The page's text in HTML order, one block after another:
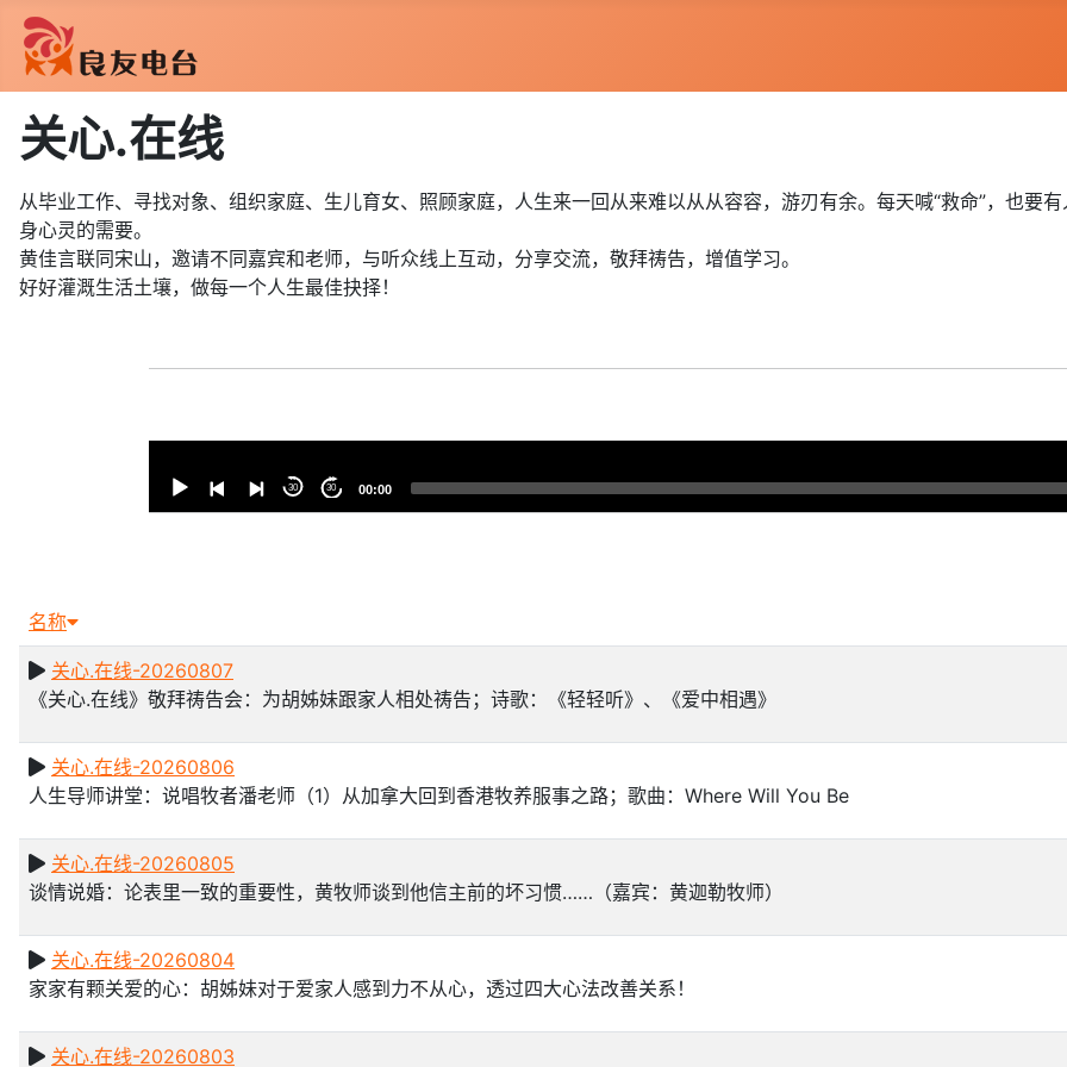
关心.在线
从毕业工作、寻找对象、组织家庭、生儿育女、照顾家庭，人生来一回从来难以从从容容，游刃有余。每天喊“救命”，也要
身心灵的需要。
黄佳言联同宋山，邀请不同嘉宾和老师，与听众线上互动，分享交流，敬拜祷告，增值学习。
好好灌溉生活土壤，做每一个人生最佳抉择！
播
30 30 00:00
名称
关心.在线-20260807
《关心.在线》敬拜祷告会：为胡姊妹跟家人相处祷告；诗歌：《轻轻听》、《爱中相遇》
关心.在线-20260806
人生导师讲堂：说唱牧者潘老师（1）从加拿大回到香港牧养服事之路；歌曲：Where Will You Be
关心.在线-20260805
谈情说婚：论表里一致的重要性，黄牧师谈到他信主前的坏习惯……（嘉宾：黄迦勒牧师）
关心.在线-20260804
家家有颗关爱的心：胡姊妹对于爱家人感到力不从心，透过四大心法改善关系！
关心.在线-20260803